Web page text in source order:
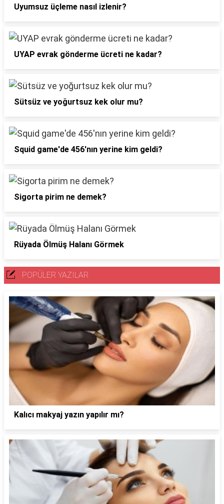
Uyumsuz üçleme nasıl izlenir?
UYAP evrak gönderme ücreti ne kadar?
Sütsüz ve yoğurtsuz kek olur mu?
Squid game'de 456'nın yerine kim geldi?
Sigorta pirim ne demek?
Rüyada Ölmüş Halanı Görmek
POPÜLER YAZILAR
Kalıcı makyaj yazın yapılır mı?